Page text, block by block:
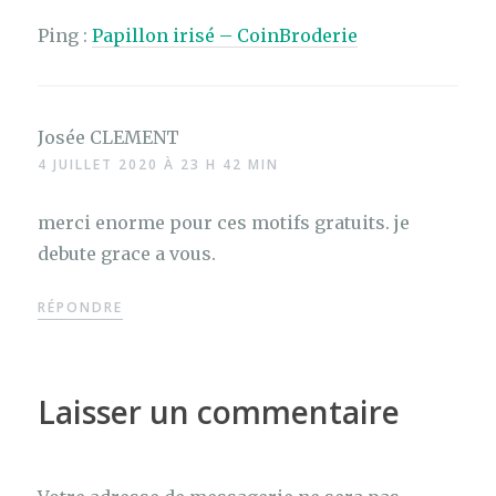
Ping :Papillon irisé – CoinBroderie
Josée CLEMENT
4 JUILLET 2020 À 23 H 42 MIN
merci enorme pour ces motifs gratuits. je
debute grace a vous.
RÉPONDRE
Laisser un commentaire